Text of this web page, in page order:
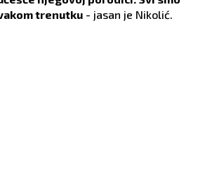
trenutku - jasan je Nikolić.